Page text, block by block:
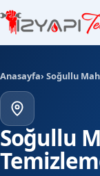
Anasayfa› Soğullu
Soğullu